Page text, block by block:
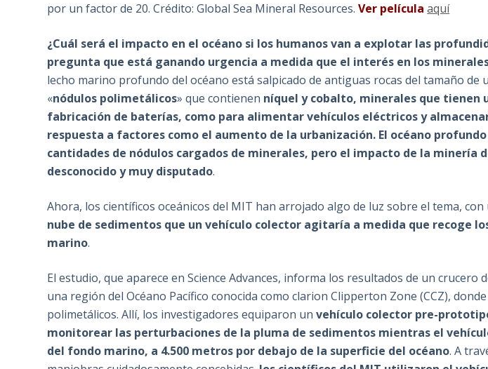
por un factor de 20. Crédito: Global Sea Mineral Resources.Ver película aquí
¿Cuál será el impacto en el océano si los humanos van a explotar las
pregunta que está ganando urgencia a medida que el interés en los
lecho marino profundo del océano está salpicado de antiguas rocas del tamaño de
«nódulos polimetálicos» que contienen níquel y cobalto, minerales que tienen
fabricación de baterías, como para alimentar vehículos eléctricos y
respuesta a factores como el aumento de la urbanización. El océano
cantidades de nódulos cargados de minerales, pero el impacto de la minería
desconocido y muy disputado.
Ahora, los científicos oceánicos del MIT han arrojado algo de luz sobre el tema, con
nube de sedimentos que un vehículo colector agitaría a medida que recoge
marino.
El estudio, que aparece en Science Advances, informa los resultados de un crucero
una región del Océano Pacífico conocida como clarion Clipperton Zone (CCZ),
polimetálicos. Allí, los investigadores equiparon unvehículo colector pre-
monitorear las perturbaciones de la pluma de sedimentos mientras el
del fondo marino, a 4.500 metros por debajo de la superficie del océano. A